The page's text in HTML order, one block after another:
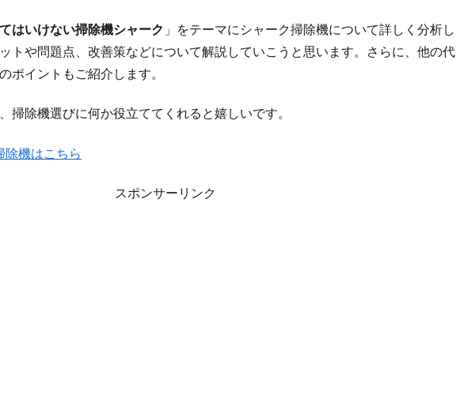
はいけない掃除機シャーク 」をテーマにシャーク掃除機について詳しく分析し
トや問題点、改善策などについて解説していこうと思います。さらに、他の代
ポイントもご紹介します。
掃除機選びに何か役立ててくれると嬉しいです。
除機はこちら
スポンサーリンク